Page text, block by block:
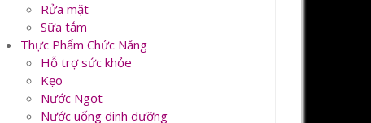
Rửa mặt
Sữa tắm
Thực Phẩm Chức Năng
Hỗ trợ sức khỏe
Kẹo
Nước Ngọt
Nước uống dinh dưỡng